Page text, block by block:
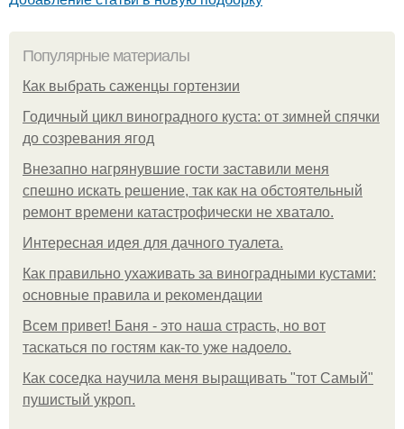
Популярные материалы
Как выбрать саженцы гортензии
Годичный цикл виноградного куста: от зимней спячки
до созревания ягод
Внезапно нагрянувшие гости заставили меня
спешно искать решение, так как на обстоятельный
ремонт времени катастрофически не хватало.
Интересная идея для дачного туалета.
Как правильно ухаживать за виноградными кустами:
основные правила и рекомендации
Всем привет! Баня - это наша страсть, но вот
таскаться по гостям как-то уже надоело.
Как соседка научила меня выращивать "тот Самый"
пушистый укроп.